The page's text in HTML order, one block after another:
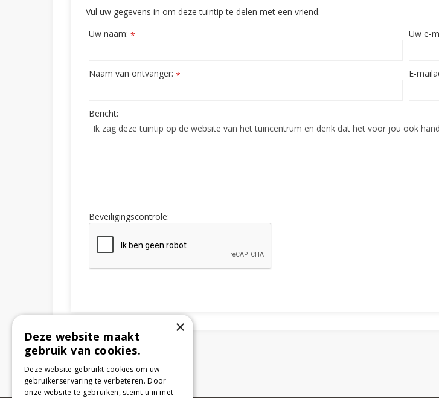
Vul uw gegevens in om deze tuintip te delen met een vriend.
Uw naam: * Uw e-
Naam van ontvanger: * E-
Bericht:
Beveiligingscontrole:
×
Deze website maakt
gebruik van cookies.
Deze website gebruikt cookies om uw
gebruikerservaring te verbeteren. Door
onze website te gebruiken, stemt u in met